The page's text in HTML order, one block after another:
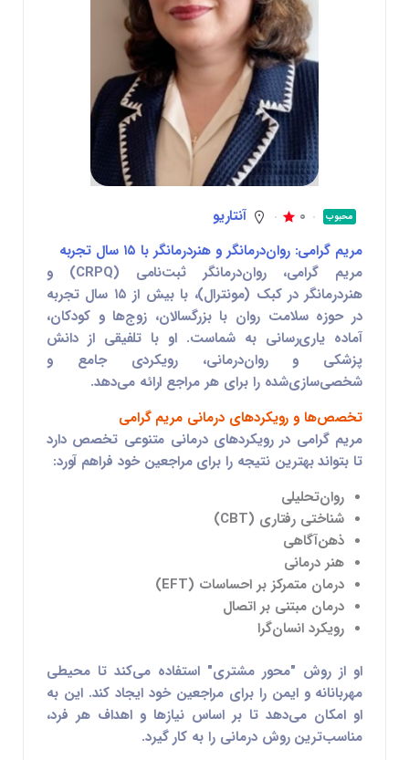
محبوب 0
آنتاریو
مریم گرامی: روان‌درمانگر و هنردرمانگر با ۱۵ سال تجربه
مریم گرامی
، روان‌درمانگر ثبت‌نامی (CRPQ) و
هنردرمانگر در کبک (مونترال)، با بیش از ۱۵ سال تجربه
در حوزه سلامت روان بابزرگسالان، زوج‌ها و کودکان،
آماده یاری‌رسانی به شماست. او با تلفیقی از دانش
پزشکی و روان‌درمانی، رویکردی جامع و
شخصی‌سازی‌شده را برای هر مراجع ارائه می‌دهد.
تخصص‌ها و رویکردهای درمانی مریم گرامی
مریم گرامی در رویکردهای درمانی متنوعی تخصص دارد
تا بتواند بهترین نتیجه را برای مراجعین خود فراهم آورد:
روان‌تحلیلی
شناختی رفتاری (CBT)
ذهن‌آگاهی
هنر درمانی
درمان متمرکز بر احساسات (EFT)
درمان مبتنی بر اتصال
رویکرد انسان‌گرا
او ازروش "محور مشتری" استفاده می‌کند تا محیطی
مهربانانه و ایمن را برای مراجعین خود ایجاد کند. این به
او امکان می‌دهد تا بر اساس نیازها و اهداف هر فرد،
مناسب‌ترین روش درمانی را به کار گیرد.